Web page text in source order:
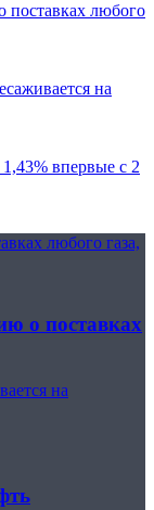
поставках любого
на
впервые с 2
любого газа,
о поставках
на